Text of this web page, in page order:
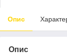
Опис
Опис